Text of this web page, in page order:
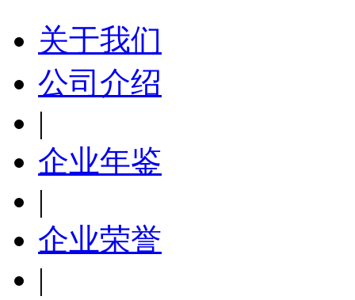
关于我们
公司介绍
|
企业年鉴
|
企业荣誉
|